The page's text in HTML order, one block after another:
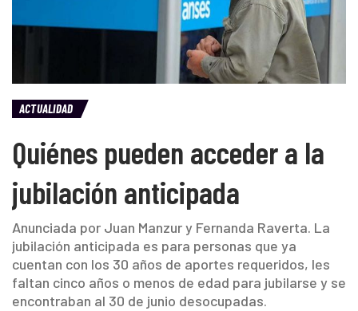
ACTUALIDAD
Quiénes pueden acceder a la
jubilación anticipada
Anunciada por Juan Manzur y Fernanda Raverta. La
jubilación anticipada es para personas que ya
cuentan con los 30 años de aportes requeridos, les
faltan cinco años o menos de edad para jubilarse y se
encontraban al 30 de junio desocupadas.